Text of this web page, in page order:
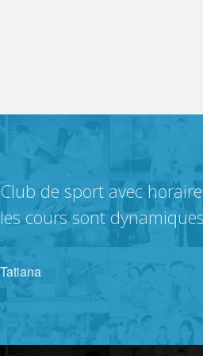
Club de sport avec
les cours sont
Tatiana